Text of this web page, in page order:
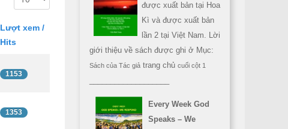
Lượt xem /
Hits
1153
1353
được xuất bản tại Hoa
Kì và được xuất bản
lần 2 tại Việt Nam. Lời
giới thiệu về sách được ghi ở Mục:
Sách của Tác giả trang chủ cuối cột 1
Every Week God
Speaks – We